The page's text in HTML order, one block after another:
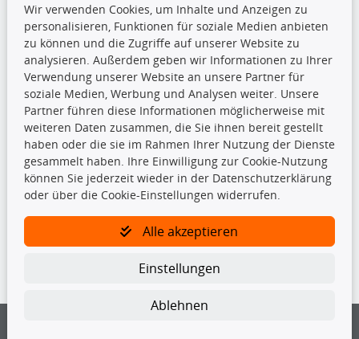
Beleuchtung
Bremsbeläge
Bremsscheiben
Kupplungssatz
Querlenker
Radlager
Stoßdämpfer
TecDoc Inside
Es ist zu unterlassen, die Daten oder die gesamte Datenbank ohne
vorherige Zustimmung von TecDoc zu vervielfältigen, zu verbreiten
Wir verwenden Cookies, um Inhalte und Anzeigen zu
personalisieren, Funktionen für soziale Medien anbieten
zu können und die Zugriffe auf unserer Website zu
analysieren. Außerdem geben wir Informationen zu Ihrer
Verwendung unserer Website an unsere Partner für
soziale Medien, Werbung und Analysen weiter. Unsere
Partner führen diese Informationen möglicherweise mit
weiteren Daten zusammen, die Sie ihnen bereit gestellt
haben oder die sie im Rahmen Ihrer Nutzung der Dienste
gesammelt haben. Ihre Einwilligung zur Cookie-Nutzung
können Sie jederzeit wieder in der Datenschutzerklärung
oder über die Cookie-Einstellungen widerrufen.
Alle akzeptieren
Einstellungen
Ablehnen